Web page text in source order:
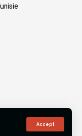
Accept
Rights Reserved